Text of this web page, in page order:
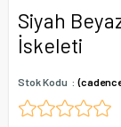
Siyah
İskeleti
Stok Kodu